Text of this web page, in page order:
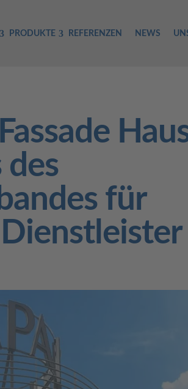
PRODUKTE REFERENZEN NEWS
des
für